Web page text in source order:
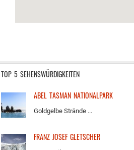
TOP 5 SEHENSWÜRDIGKEITEN
ABEL TASMAN NATIONALPARK
Goldgelbe Strände ...
FRANZ JOSEF GLETSCHER